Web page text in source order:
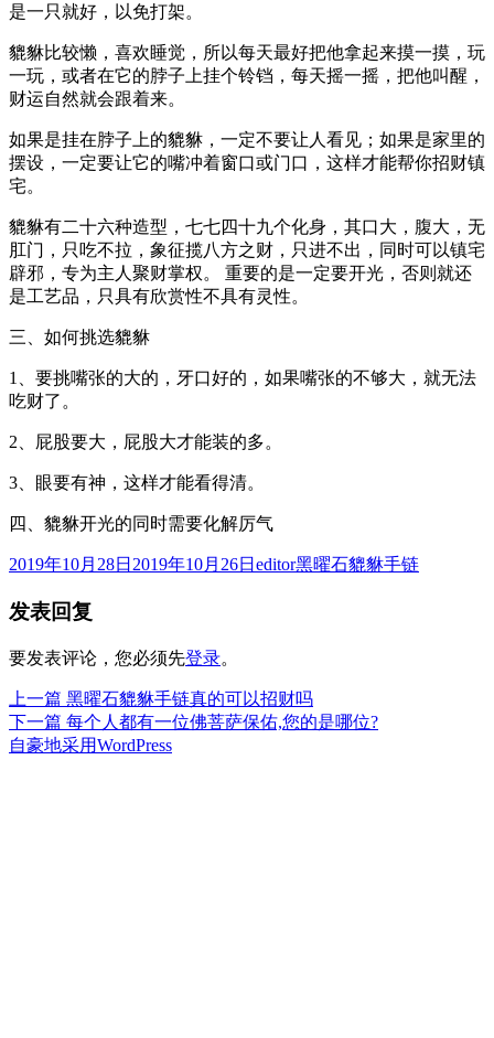
是一只就好，以免打架。
貔貅比较懒，喜欢睡觉，所以每天最好把他拿起来摸一摸，玩
一玩，或者在它的脖子上挂个铃铛，每天摇一摇，把他叫醒，
财运自然就会跟着来。
如果是挂在脖子上的貔貅，一定不要让人看见；如果是家里的
摆设，一定要让它的嘴冲着窗口或门口，这样才能帮你招财镇
宅。
貔貅有二十六种造型，七七四十九个化身，其口大，腹大，无
肛门，只吃不拉，象征揽八方之财，只进不出，同时可以镇宅
辟邪，专为主人聚财掌权。 重要的是一定要开光，否则就还
是工艺品，只具有欣赏性不具有灵性。
三、如何挑选貔貅
1、要挑嘴张的大的，牙口好的，如果嘴张的不够大，就无法
吃财了。
2、屁股要大，屁股大才能装的多。
3、眼要有神，这样才能看得清。
四、貔貅开光的同时需要化解厉气
发
于
2019年10月28日 2019年10月26日 作
editor分
黑曜石貔貅手链
发表回复
要发表评论，您必须先登录。
文
章
上一篇 上
篇
文
黑曜石貔貅手链真的可以招财吗
下一篇 下
篇
每个人都有一位佛菩萨保佑,您的是哪位?
自豪地采用WordPress